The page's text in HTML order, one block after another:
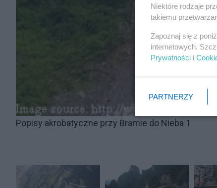
Popisy akrobatyczne przy Bramie do Nieba 1
Niektóre rodzaje
takiemu
Zapoznaj się z
internetowych.
Prywatności i
PARTNERZY